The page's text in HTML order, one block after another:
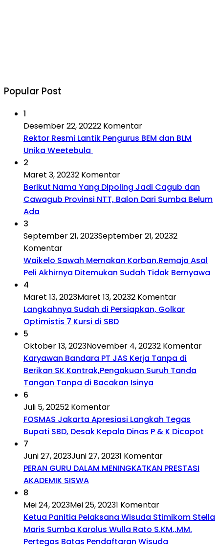
Popular Post
1
Desember 22, 20222 Komentar
Rektor Resmi Lantik Pengurus BEM dan BLM
Unika Weetebula
2
Maret 3, 20232 Komentar
Berikut Nama Yang Dipoling Jadi Cagub dan
Cawagub Provinsi NTT, Balon Dari Sumba Belum
Ada
3
September 21, 2023September 21, 20232
Komentar
Waikelo Sawah Memakan Korban,Remaja Asal
Peli Akhirnya Ditemukan Sudah Tidak Bernyawa
4
Maret 13, 2023Maret 13, 20232 Komentar
Langkahnya Sudah di Persiapkan, Golkar
Optimistis 7 Kursi di SBD
5
Oktober 13, 2023November 4, 20232 Komentar
Karyawan Bandara PT JAS Kerja Tanpa di
Berikan SK Kontrak,Pengakuan Suruh Tanda
Tangan Tanpa di Bacakan Isinya
6
Juli 5, 20252 Komentar
FOSMAS Jakarta Apresiasi Langkah Tegas
Bupati SBD, Desak Kepala Dinas P & K Dicopot
7
Juni 27, 2023Juni 27, 20231 Komentar
PERAN GURU DALAM MENINGKATKAN PRESTASI
AKADEMIK SISWA
8
Mei 24, 2023Mei 25, 20231 Komentar
Ketua Panitia Pelaksana Wisuda Stimikom Stella
Maris Sumba Karolus Wulla Rato S.KM.,MM.
Pertegas Batas Pendaftaran Wisuda